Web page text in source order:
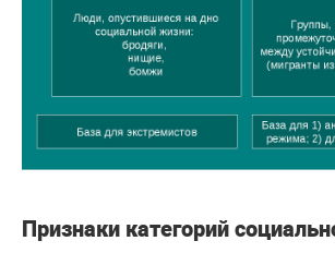
Признаки категорий